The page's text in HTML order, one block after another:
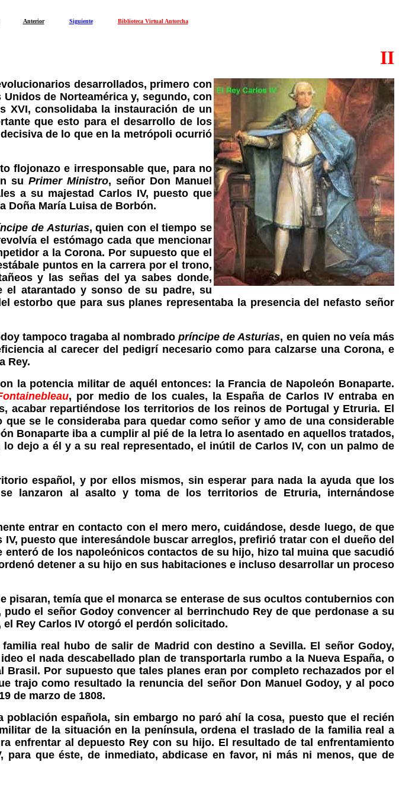
Anterior Siguiente Biblioteca Virtual Antorcha
II
desarrollados, primero con
de Norteamérica y, segundo, con
XVI, consolidaba la instauración de un
que esto para el desarrollo de los
de lo que en la metrópoli ocurrió
flojonazo e irresponsable que, para no
su Primer Ministro, señor Don Manuel
a su majestad Carlos IV, puesto que
Doña María Luisa de Borbón.
de Asturias, quien con el tiempo se
el estómago cada que mencionar
a la Corona. Por supuesto que el
puntos en la carrera por el trono,
y las señas del ya sabes donde,
el atarantado y sonso de su padre, su
estorbo que para sus planes representaba la presencia del nefasto señor
tampoco tragaba al nombradopríncipe de Asturias, en quien no veía más
al carecer del pedigrí necesario como para calzarse una Corona, e
Rey.
la potencia militar de aquél entonces: la Francia de Napoleón Bonaparte.
, por medio de los cuales, la España de Carlos IV entraba en
acabar repartiéndose los territorios de los reinos de Portugal y Etruria. El
se le consideraba para quedar como señor y amo de una considerable
Bonaparte iba a cumplir al pié de la letra lo asentado en aquellos tratados,
dejo a él y a su real representado, el inútil de Carlos IV, con un palmo de
español, y por ellos mismos, sin esperar para nada la ayuda que los
lanzaron al asalto y toma de los territorios de Etruria, internándose
entrar en contacto con el mero mero, cuidándose, desde luego, de que
puesto que interesándole buscar arreglos, prefirió tratar con el dueño del
de los napoleónicos contactos de su hijo, hizo tal muina que sacudió
detener a su hijo en sus habitaciones e incluso desarrollar un proceso
temía que el monarca se enterase de sus ocultos contubernios con
el señor Godoy convencer al berrinchudo Rey de que perdonase a su
Rey Carlos IV otorgó el perdón solicitado.
real hubo de salir de Madrid con destino a Sevilla. El señor Godoy,
el nada descabellado plan de transportarla rumbo a la Nueva España, o
Por supuesto que tales planes eran por completo rechazados por el
trajo como resultado la renuncia del señor Don Manuel Godoy, y al poco
de marzo de 1808.
española, sin embargo no paró ahí la cosa, puesto que el recién
de la situación en la península, ordena el traslado de la familia real a
enfrentar al depuesto Rey con su hijo. El resultado de tal enfrentamiento
que éste, de inmediato, abdicase en favor, ni más ni menos, que de